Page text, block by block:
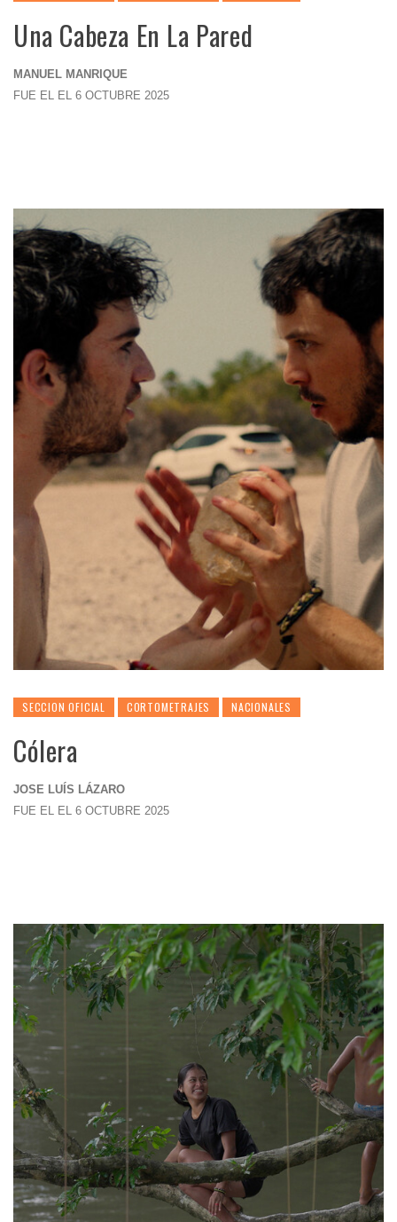
Una Cabeza En La Pared
MANUEL MANRIQUE
FUE EL EL 6 OCTUBRE 2025
SECCION OFICIAL CORTOMETRAJES NACIONALES
Cólera
JOSE LUÍS LÁZARO
FUE EL EL 6 OCTUBRE 2025